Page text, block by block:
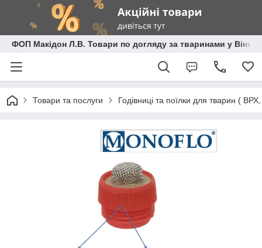
ФОП Макідон Л.В. Товари по догляду за тваринами у
Товари та послуги Годівниці та поїлки для тварин ( ВРХ,